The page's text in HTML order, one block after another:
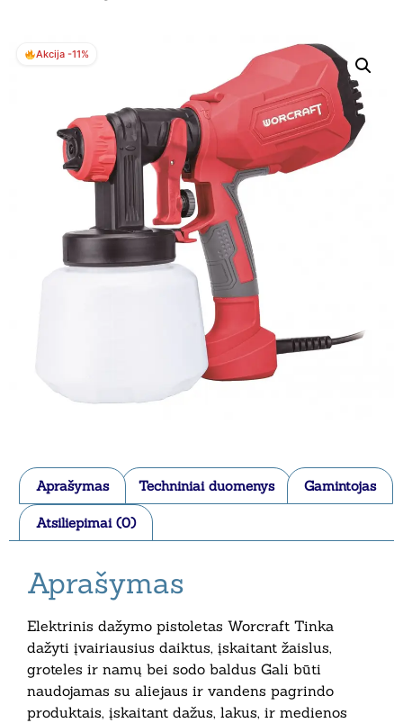
Akcija -11%
Aprašymas Techniniai duomenys Gamintojas
Atsiliepimai (0)
Aprašymas
Elektrinis dažymo pistoletas Worcraft Tinka
dažyti įvairiausius daiktus, įskaitant žaislus,
groteles ir namų bei sodo baldus Gali būti
naudojamas su aliejaus ir vandens pagrindo
produktais, įskaitant dažus, lakus, ir medienos